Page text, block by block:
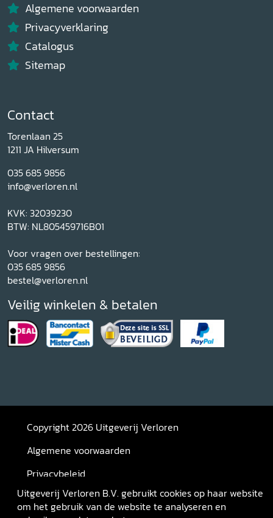
Algemene voorwaarden
Privacyverklaring
Catalogus
Sitemap
Contact
Torenlaan 25
1211 JA Hilversum
035 685 9856
info@verloren.nl
KVK: 32039230
BTW: NL805459716B01
Voor vragen over bestellingen:
035 685 9856
bestel@verloren.nl
Veilig winkelen & betalen
Copyright 2026 Uitgeverij Verloren
Algemene voorwaarden
Privacybeleid
Retourneren
Uitgeverij Verloren B.V. gebruikt cookies op haar website
om het gebruik van de website te analyseren en